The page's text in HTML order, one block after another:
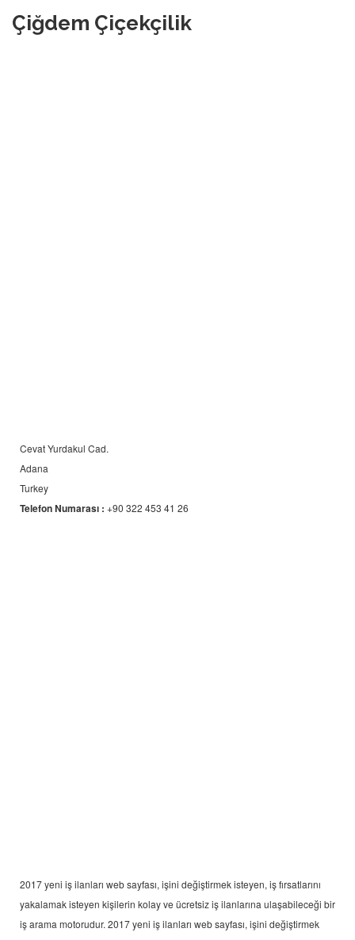
Çiğdem Çiçekçilik
Cevat Yurdakul Cad.
Adana
Turkey
Telefon Numarası : +90 322 453 41 26
2017 yeni iş ilanları web sayfası, işini değiştirmek isteyen, iş fırsatlarını
yakalamak isteyen kişilerin kolay ve ücretsiz iş ilanlarına ulaşabileceği bir
iş arama motorudur. 2017 yeni iş ilanları web sayfası, işini değiştirmek